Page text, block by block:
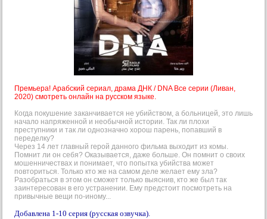
Премьера! Арабский сериал, драма ДНК / DNA Все серии (Ливан,
2020) смотреть онлайн на русском языке.
Когда покушение заканчивается не убийством, а больницей, это лишь
начало напряженной и необычной истории. Так ли плохи
преступники и так ли однозначно хорош парень, попавший в
переделку?
Через 14 лет главный герой данного фильма выходит из комы.
Помнит ли он себя? Оказывается, даже больше. Он помнит о своих
мошенничествах и понимает, что попытка убийства может
повториться. Только кто же на самом деле желает ему зла?
Разобраться в этом он сможет только выяснив, кто же был так
заинтересован в его устранении. Ему предстоит посмотреть на
привычные вещи по-иному...
Добавлена 1-10 серия (русская озвучка).